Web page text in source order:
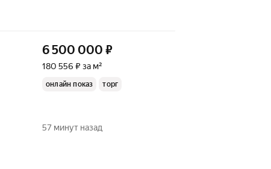
6 500 000 ₽
180 556 ₽ за м²
онлайн показ торг
57 минут назад